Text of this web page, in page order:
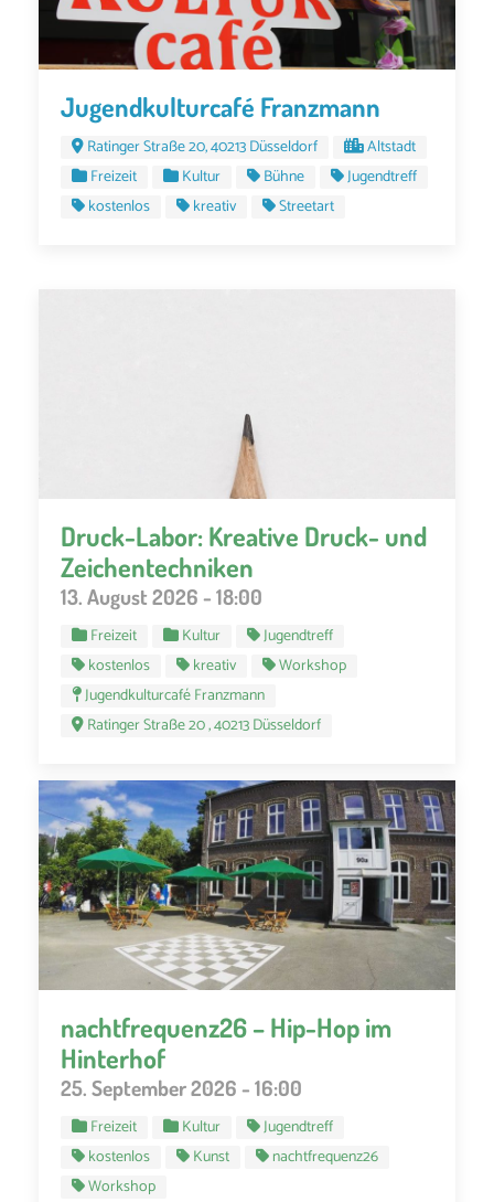
Jugendkulturcafé Franzmann
Ratinger Straße 20, 40213 Düsseldorf
Altstadt
Freizeit
Kultur Bühne
Jugendtreff
kostenlos
kreativ Streetart
Druck-Labor: Kreative Druck- und
Zeichentechniken
13. August 2026 - 18:00
Freizeit Kultur
Jugendtreff
kostenlos
kreativ
Workshop
Jugendkulturcafé Franzmann
Ratinger Straße 20 , 40213 Düsseldorf
nachtfrequenz26 – Hip-Hop im
Hinterhof
25. September 2026 - 16:00
Freizeit Kultur
Jugendtreff
kostenlos
Kunst
nachtfrequenz26
Workshop